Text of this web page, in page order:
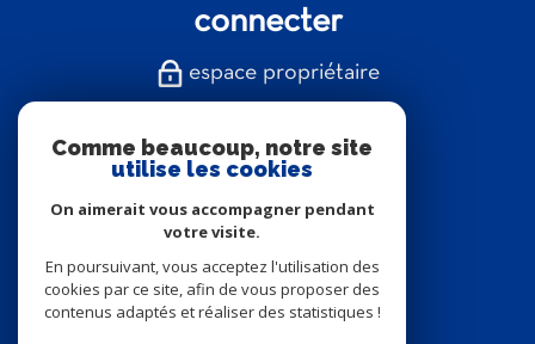
connecter
espace propriétaire
suivre
NOUS
adhérons
Comme beaucoup, notre site
utilise les cookies
On aimerait vous accompagner pendant
votre visite.
En poursuivant, vous acceptez l'utilisation des
cookies par ce site, afin de vous proposer des
contenus adaptés et réaliser des statistiques !